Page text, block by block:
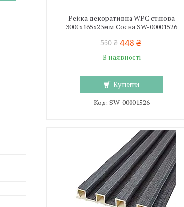
Рейка декоративна WPC стінова
3000х165х23мм Сосна SW-00001526
560 ₴ 448 ₴
В наявності
Купити
SW-00001526